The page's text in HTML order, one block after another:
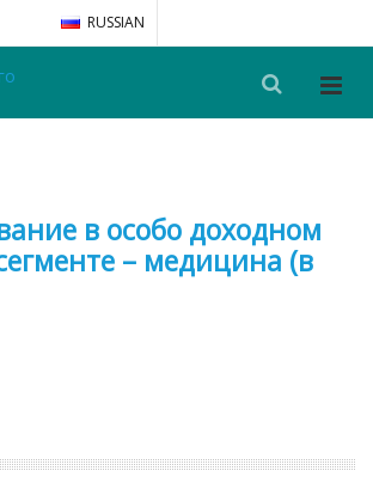
RUSSIAN
в особо доходном
– медицина (в